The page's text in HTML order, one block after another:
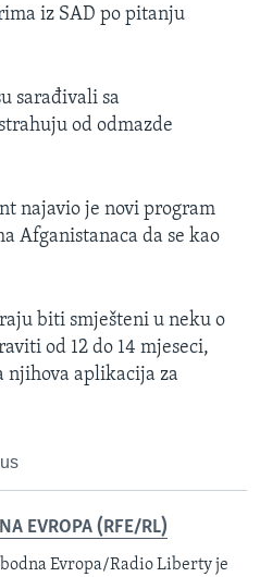
iz SAD po pitanju
sarađivali sa
od odmazde
najavio je novi program
Afganistanaca da se kao
biti smješteni u neku o
od 12 do 14 mjeseci,
njihova aplikacija za
EVROPA (RFE/RL)
Evropa/Radio Liberty je